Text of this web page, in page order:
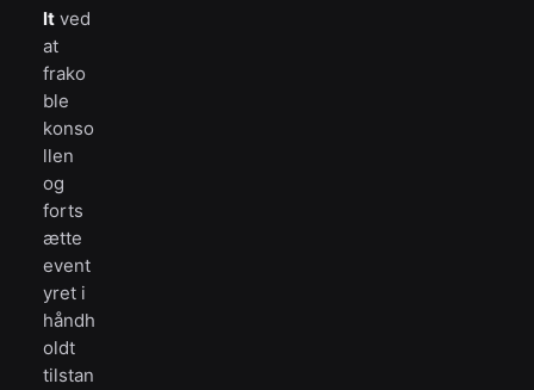
lt ved
at
frako
ble
konso
llen
og
forts
ætte
event
yret i
håndh
oldt
tilstan